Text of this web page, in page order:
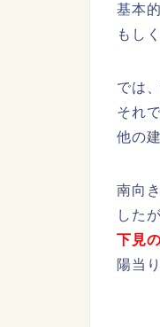
基本
もし
では
それ
他の
南向
した
下見
陽当